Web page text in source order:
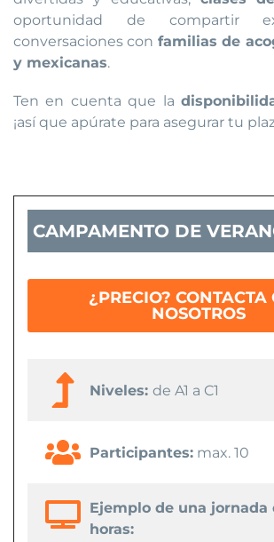
oportunidad de compartir
conversaciones con familias de
y mexicanas.
Ten en cuenta que la
¡así que apúrate para asegurar tu
CAMPAMENTO DE
¿PRECIO? CONTACTA
NOSOTROS
Niveles: de A1 a C1
Participantes: max. 10
Ejemplo de una jornada
horas: